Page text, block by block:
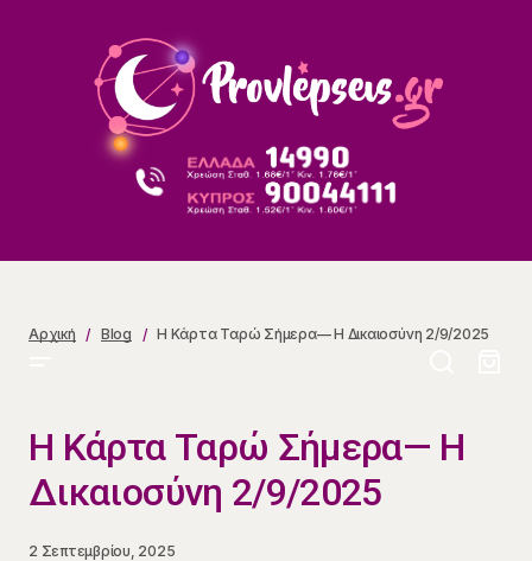
Αρχική Blog Η Κάρτα Ταρώ Σήμερα— Η Δικαιοσύνη 2/9/2025
Η Κάρτα Ταρώ Σήμερα— Η
Δικαιοσύνη 2/9/2025
2 Σεπτεμβρίου, 2025